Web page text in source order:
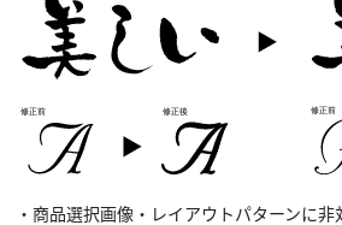
・商品選択画像・レイアウトパターンに